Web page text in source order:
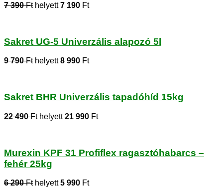
7 390 Fthelyett7 190 Ft
Sakret UG-5 Univerzális alapozó 5l
9 790 Fthelyett8 990 Ft
Sakret BHR Univerzális tapadóhíd 15kg
22 490 Fthelyett21 990 Ft
Murexin KPF 31 Profiflex ragasztóhabarcs –
fehér 25kg
6 290 Fthelyett5 990 Ft